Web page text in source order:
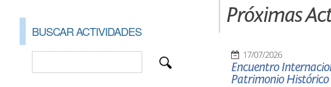
BUSCAR ACTIVIDADES
Próximas
17/07/2026
Encuentro
Patrimonio